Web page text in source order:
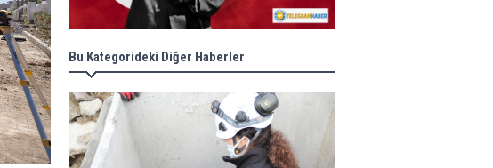
Bu Kategorideki Diğer Haberler